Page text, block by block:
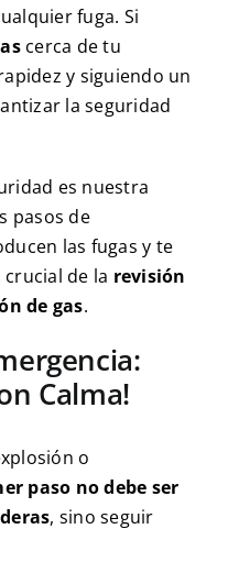
fuga. Si
cerca de tu
y siguiendo un
la seguridad
es nuestra
pasos de
las fugas y te
de la revisión
de gas.
Calma!
o
paso no debe ser
, sino seguir